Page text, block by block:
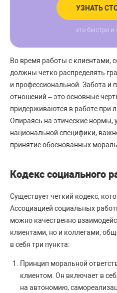
УЗНАТЬ
это быстро и
Во время работы с клиентами,
должны четко распределять
и профессиональной. Забота и
отношений – это основные
придерживаются в работе при
Опираясь на этические нормы,
национальной специфики,
принятие обоснованных
Кодекс социального
Существует четкий кодекс,
Ассоциацией социальных
можно качественно
клиентами, но и коллегами,
в себя три пункта:
Принцип моральной
клиентом. Он включает в
на автономию,